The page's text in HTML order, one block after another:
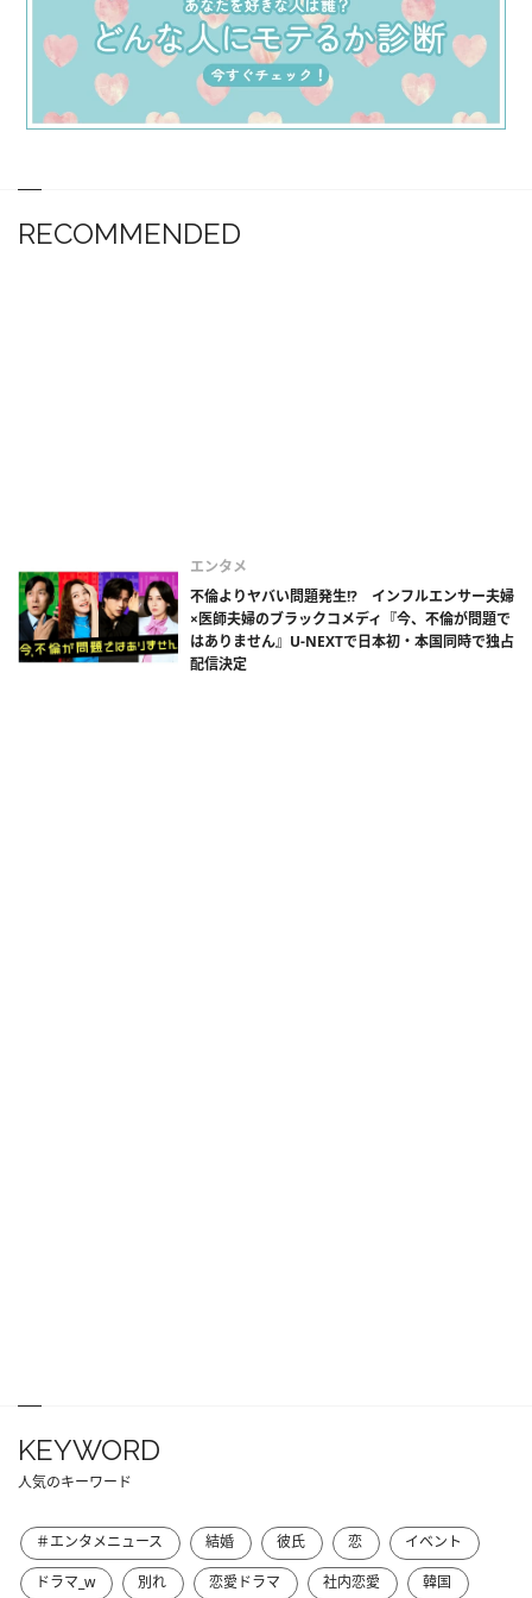
RECOMMENDED
エンタメ
不倫よりヤバい問題発生!? インフルエンサー夫婦
×医師夫婦のブラックコメディ『今、不倫が問題で
はありません』U-NEXTで日本初・本国同時で独占
配信決定
KEYWORD
人気のキーワード
＃エンタメニュース 結婚 彼氏 恋
イベント
ドラマ_w
別れ 恋愛ドラマ 社内恋愛
韓国